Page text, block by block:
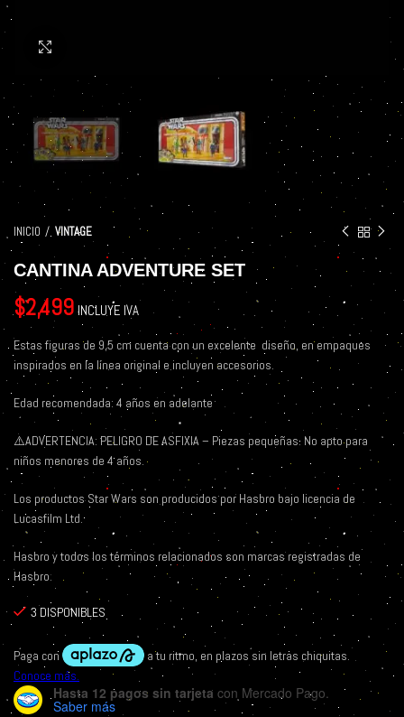
INICIO VINTAGE
CANTINA ADVENTURE SET
$2,499 INCLUYE IVA
Estas figuras de 9,5 cm cuenta con un excelente diseño, en empaques
inspirados en la línea original e incluyen accesorios.
Edad recomendada: 4 años en adelante
⚠️ADVERTENCIA: PELIGRO DE ASFIXIA – Piezas pequeñas. No apto para
niños menores de 4 años.
Los productos Star Wars son producidos por Hasbro bajo licencia de
Lucasfilm Ltd.
Hasbro y todos los términos relacionados son marcas registradas de
Hasbro.
3 DISPONIBLES
Hasta 12 pagos sin tarjeta con Mercado Pago.
Saber más